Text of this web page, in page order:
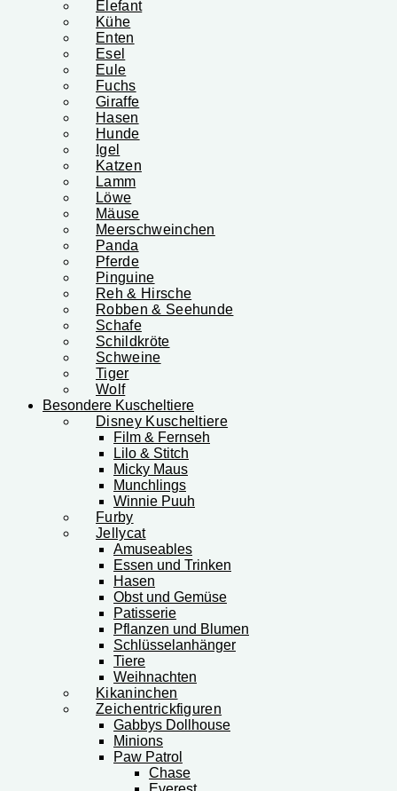
Elefant
Kühe
Enten
Esel
Eule
Fuchs
Giraffe
Hasen
Hunde
Igel
Katzen
Lamm
Löwe
Mäuse
Meerschweinchen
Panda
Pferde
Pinguine
Reh & Hirsche
Robben & Seehunde
Schafe
Schildkröte
Schweine
Tiger
Wolf
Besondere Kuscheltiere
Disney Kuscheltiere
Film & Fernseh
Lilo & Stitch
Micky Maus
Munchlings
Winnie Puuh
Furby
Jellycat
Amuseables
Essen und Trinken
Hasen
Obst und Gemüse
Patisserie
Pflanzen und Blumen
Schlüsselanhänger
Tiere
Weihnachten
Kikaninchen
Zeichentrickfiguren
Gabbys Dollhouse
Minions
Paw Patrol
Chase